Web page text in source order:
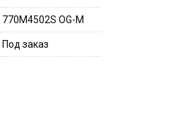
770M4502S OG-M
Под заказ